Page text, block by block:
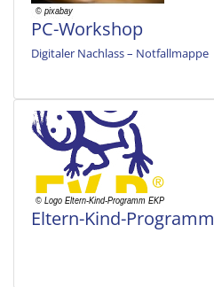
PC-Workshop
Digitaler Nachlass – Notfallmappe
Eltern-Kind-Programm